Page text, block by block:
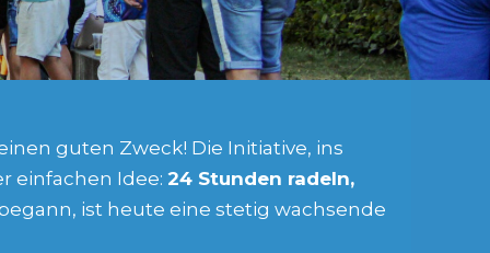
guten Zweck! Die Initiative, ins
einfachen Idee: 24 Stunden radeln,
ist heute eine stetig wachsende